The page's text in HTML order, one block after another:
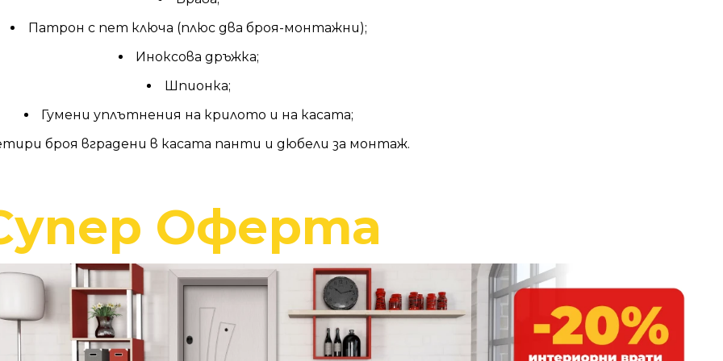
Патрон с пет ключа (плюс два броя-монтажни);
Иноксова дръжка;
Шпионка;
Гумени уплътнeния на крилото и на касата;
броя вградени в касата панти и дюбели за монтаж.
Оферта